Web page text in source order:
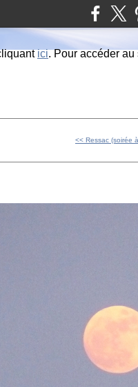
ici. Pour accéder
<< Ressac (soirée